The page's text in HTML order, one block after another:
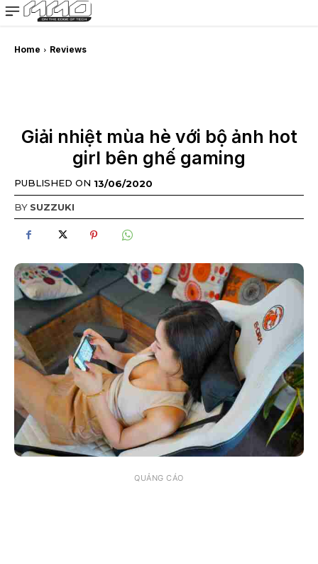
MMOSITE - Thông tin công nghệ
Bài viết nổi bật
Home Reviews
Giải nhiệt mùa hè với bộ ảnh hot
girl bên ghế gaming
PUBLISHED ON 13/06/2020
BY SUZZUKI
QUẢNG CÁO